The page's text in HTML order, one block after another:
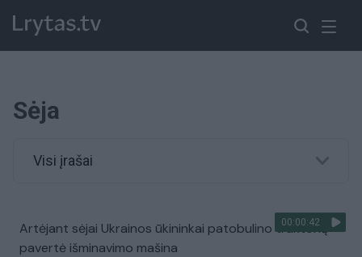
Sėja
Visi įrašai
00:00:42
Artėjant sėjai Ukrainos ūkininkai patobulino traktorių –
pavertė išminavimo mašina